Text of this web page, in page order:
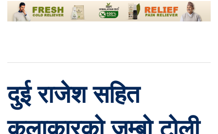
दुई राजेश सहित